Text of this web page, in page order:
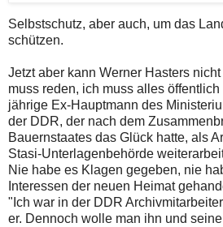
Selbstschutz, aber auch, um das
schützen.
Jetzt aber kann Werner Hasters
muss reden, ich muss alles
jährige Ex-Hauptmann des
der DDR, der nach dem
Bauernstaates das Glück hatte, als
Stasi-Unterlagenbehörde
Nie habe es Klagen gegeben, nie
Interessen der neuen Heimat
"Ich war in der DDR
er. Dennoch wolle man ihn und